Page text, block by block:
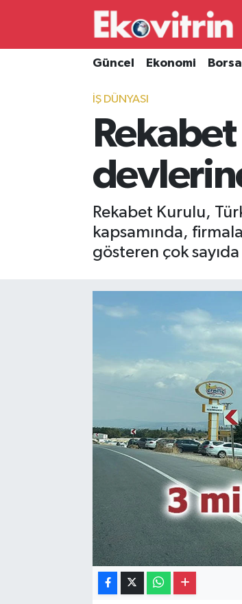
Güncel Ekonomi
İŞ DÜNYASI
Rekabet Kurulu,
kapsamında,
gösteren çok
Güncel
Borsa Haberleri
Hava Durumu
Süper Lig Puan Durumu ve Fikstür
Tüm Manşetler
Son Dakika Haberleri
Haber Arşivi